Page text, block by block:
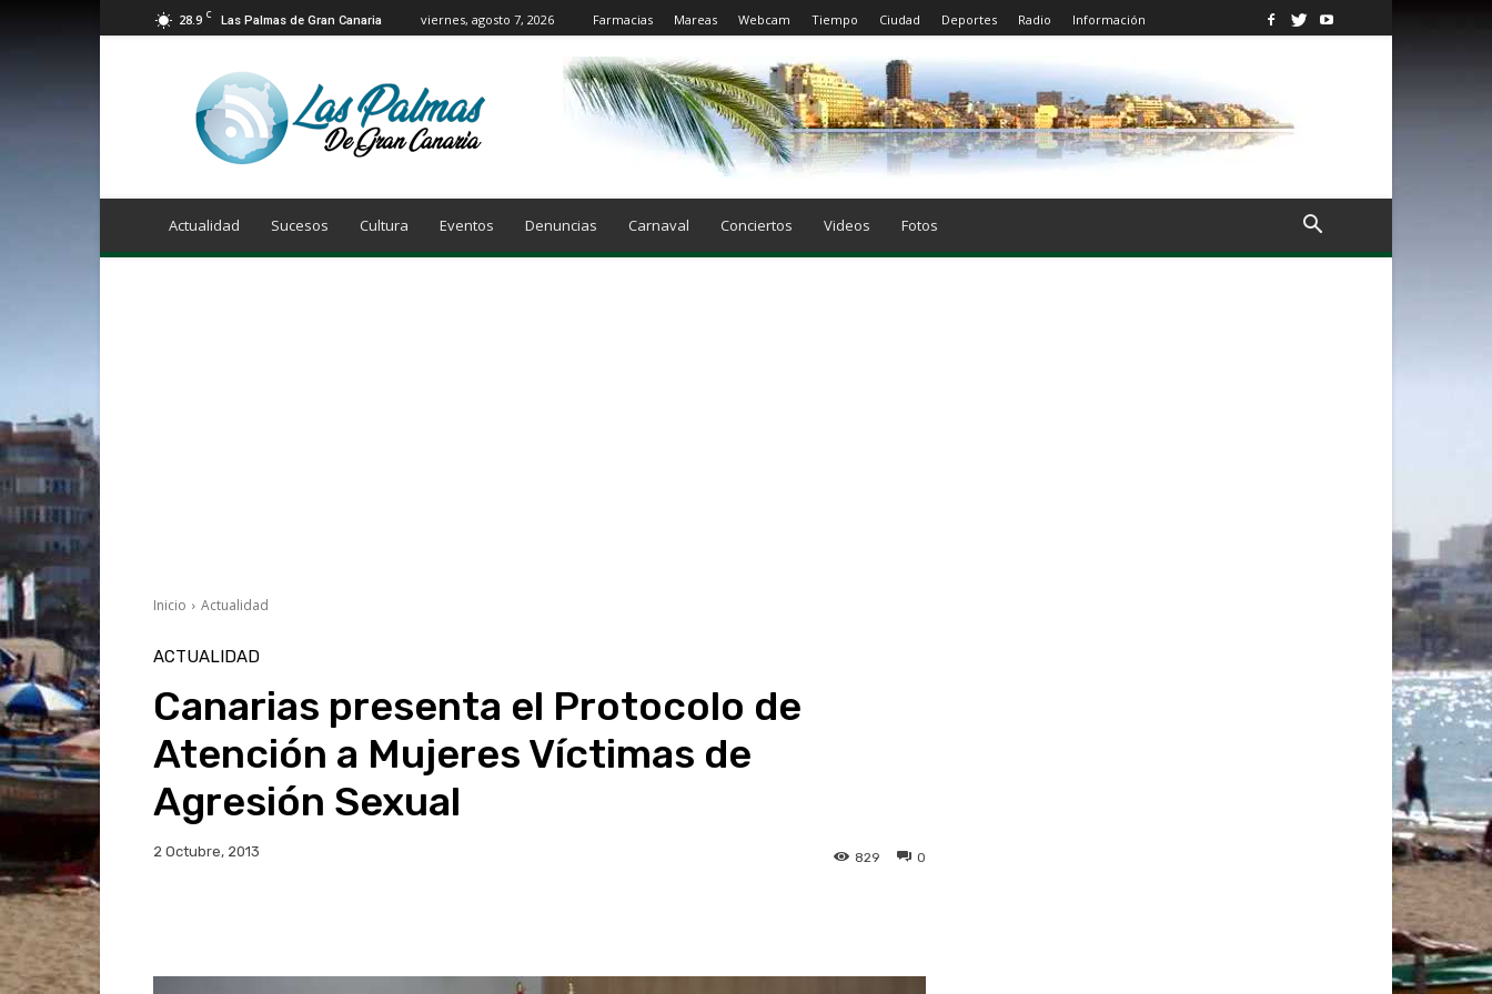
28.9 C Las Palmas de Gran Canaria viernes, agosto 7, 2026 Farmacias Mareas Webcam Tiempo Ciudad Deportes Radio Información
Las
Palmas
de
Canaria
Actualidad Sucesos Cultura Eventos Denuncias Carnaval Conciertos Videos Fotos
Inicio Actualidad
ACTUALIDAD
Canarias presenta el Protocolo de
Atención a Mujeres Víctimas de
Agresión Sexual
2 Octubre, 2013 0
829